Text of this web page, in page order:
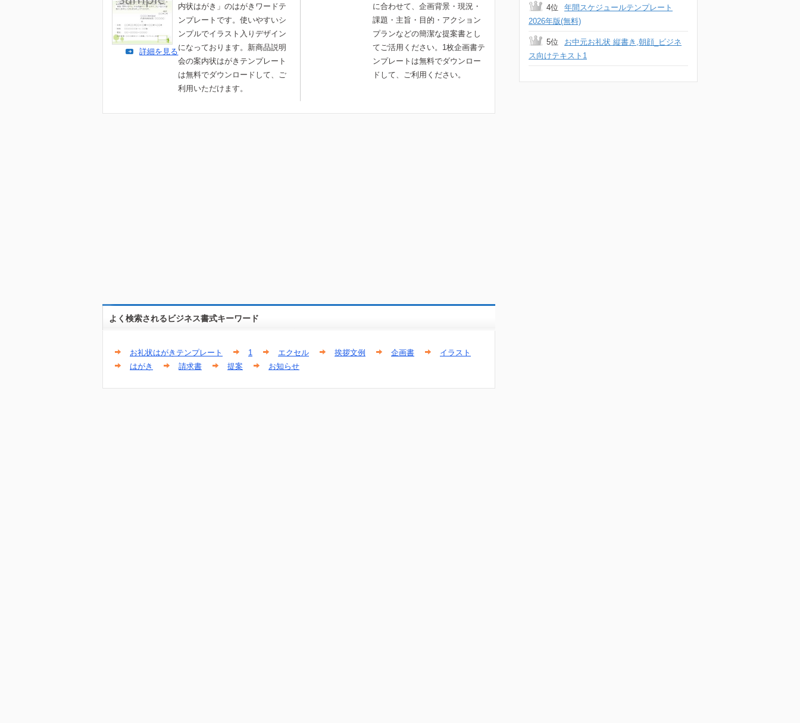
内状はがき」のはがきワードテ
ンプレートです。使いやすいシ
ンプルでイラスト入りデザイン
になっております。新商品説明
会の案内状はがきテンプレート
は無料でダウンロードして、ご
利用いただけます。
詳細を見る
に合わせて、企画背景・現況・
課題・主旨・目的・アクション
プランなどの簡潔な提案書とし
てご活用ください。1枚企画書テ
ンプレートは無料でダウンロー
ドして、ご利用ください。
よく検索されるビジネス書式キーワード
お礼状はがきテンプレート 1 エクセル 挨拶文例 企画書
イラスト
はがき
請求書 提案 お知らせ
4位
年間スケジュールテンプレート
2026年版(無料)
5位
お中元お礼状 縦書き,朝顔_ビジネ
ス向けテキスト1